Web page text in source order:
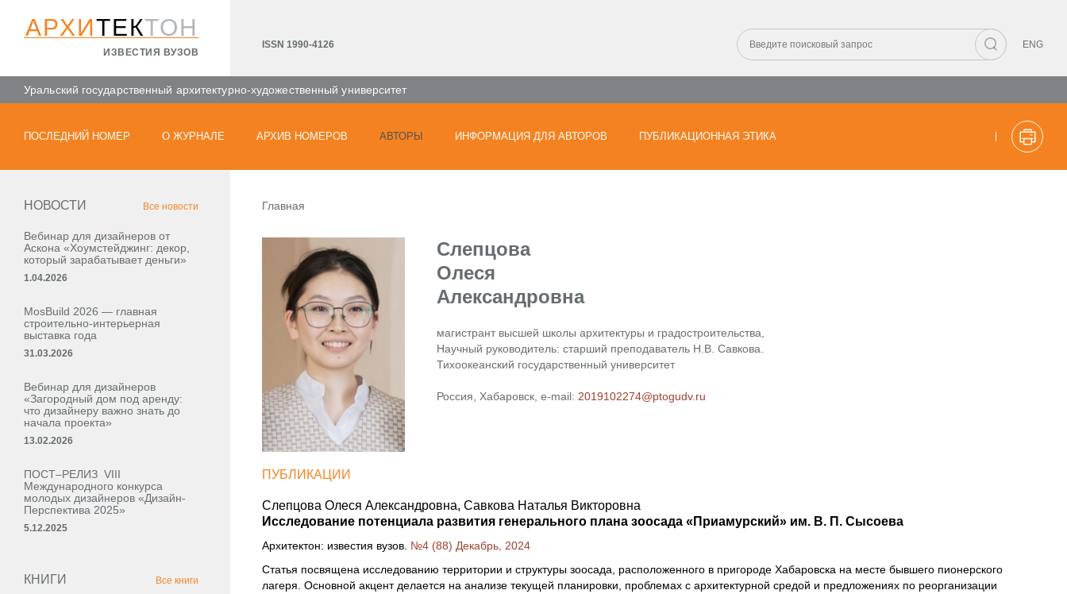
АРХИТЕКТОН
ИЗВЕСТИЯ ВУЗОВ
ISSN 1990-4126 ENG
Уральский государственный архитектурно-художественный университет
ПОСЛЕДНИЙ НОМЕР О ЖУРНАЛЕ АРХИВ НОМЕРОВ АВТОРЫ ИНФОРМАЦИЯ ДЛЯ АВТОРОВ ПУБЛИКАЦИОННАЯ ЭТИКА
НОВОСТИ Все новости
Вебинар для дизайнеров от
Аскона «Хоумстейджинг: декор,
который зарабатывает деньги»
1.04.2026
MosBuild 2026 — главная
строительно-интерьерная
выставка года
31.03.2026
Вебинар для дизайнеров
«Загородный дом под аренду:
что дизайнеру важно знать до
начала проекта»
13.02.2026
ПОСТ–РЕЛИЗ VIII
Международного конкурса
молодых дизайнеров «Дизайн-
Перспектива 2025»
5.12.2025
КНИГИ Все книги
Главная
Слепцова
Олеся
Александровна
магистрант высшей школы архитектуры и градостроительства,
Научный руководитель: старший преподаватель Н.В. Савкова.
Тихоокеанский государственный университет
Россия, Хабаровск, e-mail: 2019102274@ptogudv.ru
ПУБЛИКАЦИИ
Слепцова Олеся Александровна, Савкова Наталья Викторовна
Исследование потенциала развития генерального плана зоосада «Приамурский» им. В. П. Сысоева
Архитектон: известия вузов. №4 (88) Декабрь, 2024
Статья посвящена исследованию территории и структуры зоосада, расположенного в пригороде Хабаровска на месте бывшего пионерского
лагеря. Основной акцент делается на анализе текущей планировки, проблемах с архитектурной средой и предложениях по реорганизации